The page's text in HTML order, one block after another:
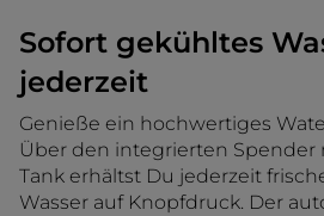
Sofort gekühltes
jederzeit
Genieße ein hochwertiges
Über den integrierten Spender
Tank erhältst Du jederzeit
Wasser auf Knopfdruck. Der